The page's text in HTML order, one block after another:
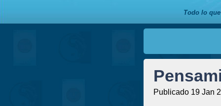
Todo lo
Publicado 19 Jan